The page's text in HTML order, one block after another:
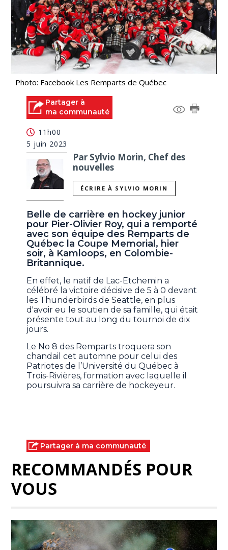
Photo: Facebook Les Remparts de Québec
Partager à
ma communauté
11h00
5 juin 2023
Par Sylvio Morin, Chef des
nouvelles
ÉCRIRE À SYLVIO MORIN
Belle de carrière en hockey junior
pour Pier-Olivier Roy, qui a remporté
avec son équipe des Remparts de
Québec la Coupe Memorial, hier
soir, à Kamloops, en Colombie-
Britannique.
En effet, le natif de Lac-Etchemin a
célébré la victoire décisive de 5 à 0 devant
les Thunderbirds de Seattle, en plus
d'avoir eu le soutien de sa famille, qui était
présente tout au long du tournoi de dix
jours.
Le No 8 des Remparts troquera son
chandail cet automne pour celui des
Patriotes de l’Université du Québec à
Trois-Rivières, formation avec laquelle il
poursuivra sa carrière de hockeyeur.
Partager à ma communauté
RECOMMANDÉS POUR
VOUS